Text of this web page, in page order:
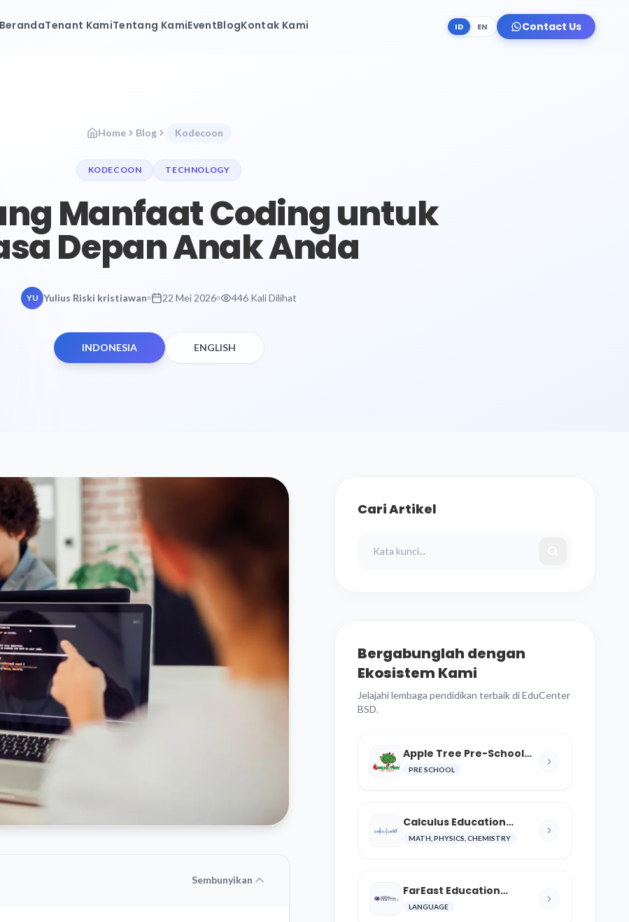
BerandaTenant KamiTentang KamiEventBlogKontak Kami ID EN Contact Us
Home Blog Kodecoon
KODECOON TECHNOLOGY
Manfaat Coding untuk
Depan Anak Anda
YU Yulius Riski kristiawan 22 Mei 2026 446 Kali Dilihat
INDONESIA ENGLISH
Sembunyikan
Cari Artikel
Bergabunglah dengan
Ekosistem Kami
Jelajahi lembaga pendidikan terbaik di EduCenter
BSD.
Apple Tree Pre-School
BSD
PRE SCHOOL
Calculus Education
Center
MATH, PHYSICS, CHEMISTRY
FarEast Education
Language and Cultural
Center
LANGUAGE